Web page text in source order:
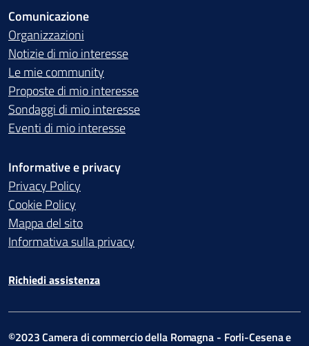
Comunicazione
Organizzazioni
Notizie di mio interesse
Le mie community
Proposte di mio interesse
Sondaggi di mio interesse
Eventi di mio interesse
Informative e privacy
Privacy Policy
Cookie Policy
Mappa del sito
Informativa sulla privacy
Richiedi assistenza
©2023 Camera di commercio della Romagna - Forli-Cesena e